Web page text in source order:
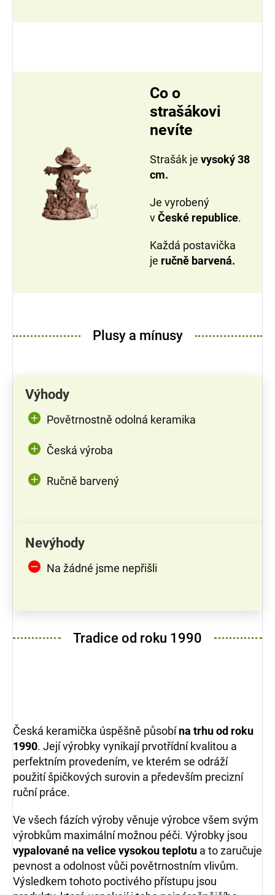
Co o
strašákovi
nevíte
Strašák je vysoký 38
cm.
Je vyrobený
vČeské republice.
Každá postavička
je ručně barvená.
Plusy a mínusy
Výhody
Povětrnostně odolná keramika
Česká výroba
Ručně barvený
Nevýhody
Na žádné jsme nepřišli
Tradice od roku 1990
Česká keramička úspěšně působína trhu od roku
1990. Její výrobky vynikají prvotřídní kvalitou a
perfektním provedením, ve kterém se odráží
použití špičkových surovin a především precizní
ruční práce.
Ve všech fázích výroby věnuje výrobce všem svým
výrobkům maximální možnou péči. Výrobky jsou
vypalované na velice vysokou teplotu a to zaručuje
pevnost a odolnost vůči povětrnostním vlivům.
Výsledkem tohoto poctivého přístupu jsou